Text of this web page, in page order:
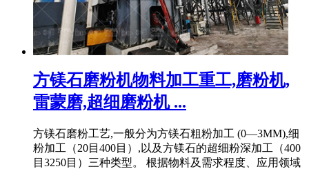
方镁石磨粉机物料加工重工,磨粉机,
雷蒙磨,超细磨粉机 ...
方镁石磨粉工艺,一般分为方镁石粗粉加工 (0—3MM),细
粉加工（20目400目）,以及方镁石的超细粉深加工（400
目3250目）三种类型。 根据物料及需求程度、应用领域